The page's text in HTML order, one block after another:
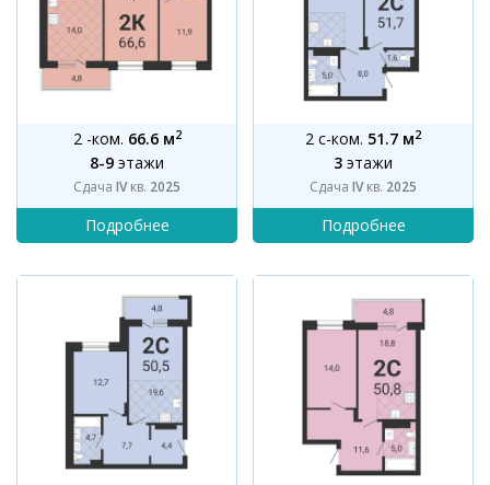
2 -ком. 66.6 м2
8-9 этажи
Сдача IVкв. 2025
2 с-ком. 51.7 м2
3 этажи
Сдача IVкв. 2025